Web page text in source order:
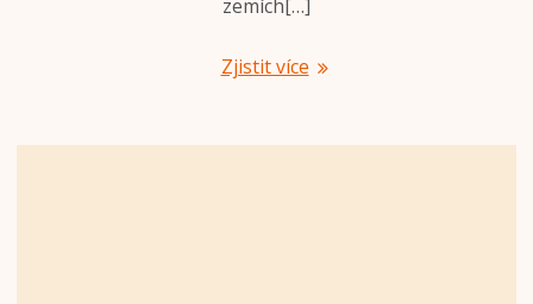
zemích[…]
Zjistit více